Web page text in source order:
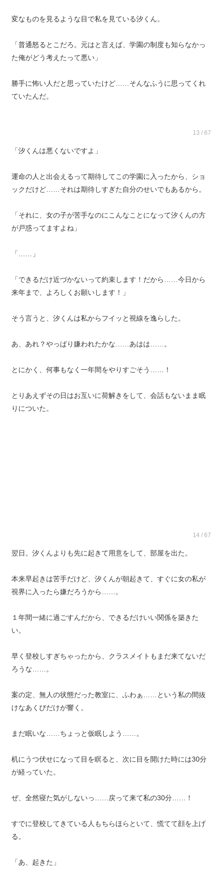
変なものを見るような目で私を見ている汐くん。
「普通怒るとこだろ。元はと言えば、学園の制度も知らなかっ
た俺がどう考えたって悪い」
勝手に怖い人だと思っていたけど……そんなふうに思ってくれ
ていたんだ。
13 / 67
「汐くんは悪くないですよ」
運命の人と出会えるって期待してこの学園に入ったから、ショ
ックだけど……それは期待しすぎた自分のせいでもあるから。
「それに、女の子が苦手なのにこんなことになって汐くんの方
が戸惑ってますよね」
「……」
「できるだけ近づかないって約束します！だから……今日から
来年まで、よろしくお願いします！」
そう言うと、汐くんは私からフイッと視線を逸らした。
あ、あれ？やっぱり嫌われたかな……あはは……。
とにかく、何事もなく一年間をやりすごそう……！
とりあえずその日はお互いに荷解きをして、会話もないまま眠
りについた。
14 / 67
翌日。汐くんよりも先に起きて用意をして、部屋を出た。
本来早起きは苦手だけど、汐くんが朝起きて、すぐに女の私が
視界に入ったら嫌だろうから……。
１年間一緒に過ごすんだから、できるだけいい関係を築きた
い。
早く登校しすぎちゃったから、クラスメイトもまだ来てないだ
ろうな……。
案の定、無人の状態だった教室に、ふわぁ……という私の間抜
けなあくびだけが響く。
まだ眠いな……ちょっと仮眠しよう……。
机にうつ伏せになって目を瞑ると、次に目を開けた時には30分
が経っていた。
ぜ、全然寝た気がしないっ……戻って来て私の30分……！
すでに登校してきている人もちらほらといて、慌てて顔を上げ
る。
「あ、起きた」